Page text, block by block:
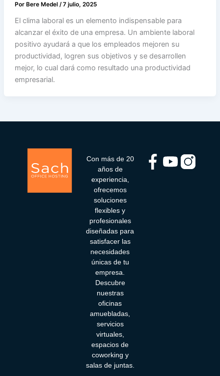
Por Bere Medel /7 julio, 2025
El clima laboral es un elemento indispensable para
alcanzar el éxito de una empresa. Un ambiente laboral
positivo ayudará a que los empleados mejoren su
productividad, logren sus objetivos y se desarrollen
mejor, lo cual dará como resultado una productividad
empresarial.
Con más de 20
años de
experiencia,
ofrecemos
soluciones
flexibles y
profesionales
diseñadas para
satisfacer las
necesidades
únicas de tu
empresa.
Descubre
nuestras
oficinas
amuebladas,
servicios
virtuales,
espacios de
coworking y
salas de juntas.